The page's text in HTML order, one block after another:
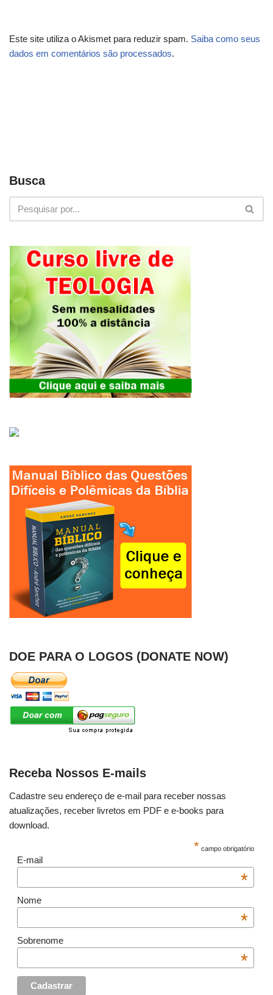
Este site utiliza o Akismet para reduzir spam. Saiba como seus
dados em comentários são processados.
Busca
DOE PARA O LOGOS (DONATE NOW)
Receba Nossos E-mails
Cadastre seu endereço de e-mail para receber nossas
atualizações, receber livretos em PDF e e-books para
download.
* campo obrigatório
E-mail
*
Nome
*
Sobrenome
*